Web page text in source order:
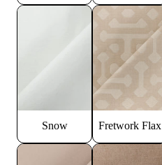
Snow Fretwork Flax